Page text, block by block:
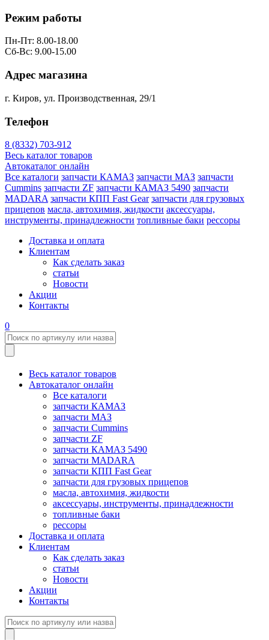
Режим работы
Пн-Пт: 8.00-18.00
Сб-Вс: 9.00-15.00
Адрес магазина
г. Киров, ул. Производственная, 29/1
Телефон
8 (8332) 703-912
Весь каталог товаров
Автокаталог онлайн
Все каталоги запчасти КАМАЗ запчасти МАЗ запчасти
Cummins запчасти ZF запчасти КАМАЗ 5490 запчасти
MADARA запчасти КПП Fast Gear запчасти для грузовых
прицепов масла, автохимия, жидкости аксессуары,
инструменты, принадлежности топливные баки рессоры
Доставка и оплата
Клиентам
Как сделать заказ
статьи
Новости
Акции
Контакты
0
Весь каталог товаров
Автокаталог онлайн
Все каталоги
запчасти КАМАЗ
запчасти МАЗ
запчасти Cummins
запчасти ZF
запчасти КАМАЗ 5490
запчасти MADARA
запчасти КПП Fast Gear
запчасти для грузовых прицепов
масла, автохимия, жидкости
аксессуары, инструменты, принадлежности
топливные баки
рессоры
Доставка и оплата
Клиентам
Как сделать заказ
статьи
Новости
Акции
Контакты